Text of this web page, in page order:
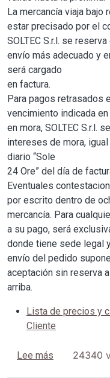
La mercancía viaja bajo
estar precisado por el
SOLTEC S.r.l. se
envío más adecuado y
será cargado
en factura.
Para pagos retrasados
vencimiento indicada
en mora, SOLTEC S.r.l.
intereses de mora,
diario “Sole
24 Ore” del día de
Eventuales
por escrito dentro de
mercancía. Para
a su pago, será
donde tiene sede legal
envío del pedido
aceptación sin reserva
arriba.
Lista de precios y
Cliente
Lee más sobre24340